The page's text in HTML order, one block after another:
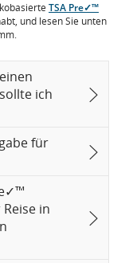
TSA Pre✓™
und lesen Sie unten
ich
für
in